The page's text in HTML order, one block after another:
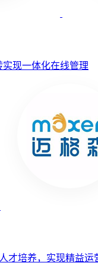
现一体化在线管理
才培养，实现精益运